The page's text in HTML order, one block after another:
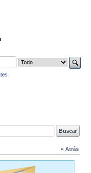
« Atrás